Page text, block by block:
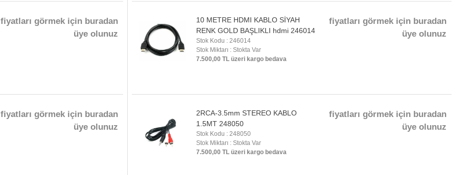
fiyatları görmek için buradan
üye olunuz
10 METRE HDMI KABLO SİYAH
RENK GOLD BAŞLIKLI hdmi 246014
Stok Kodu : 246014
Stok Miktarı : Stokta Var
7.500,00 TL üzeri kargo bedava
fiyatları görmek için buradan
üye olunuz
fiyatları görmek için buradan
üye olunuz
2RCA-3.5mm STEREO KABLO
1.5MT 248050
Stok Kodu : 248050
Stok Miktarı : Stokta Var
7.500,00 TL üzeri kargo bedava
fiyatları görmek için buradan
üye olunuz